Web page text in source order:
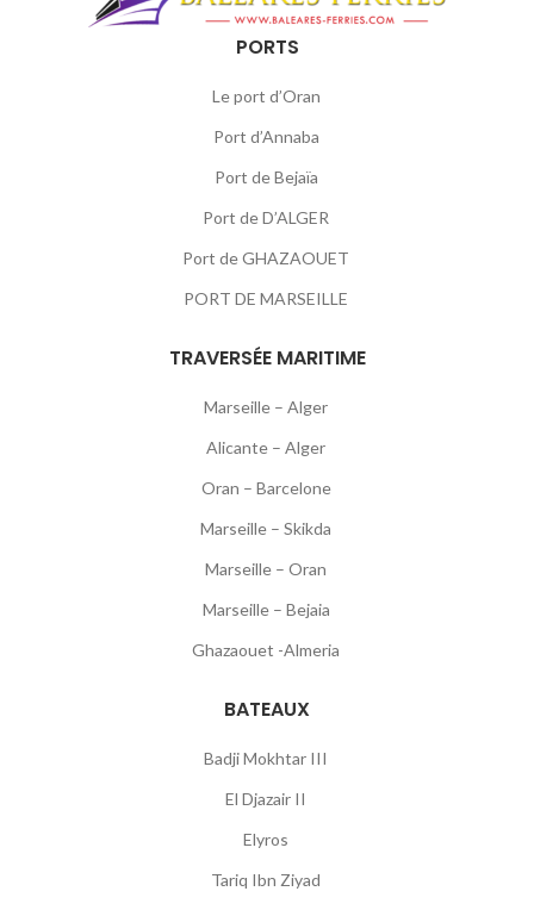
PORTS
Le port d’Oran
Port d’Annaba
Port de Bejaïa
Port de D’ALGER
Port de GHAZAOUET
PORT DE MARSEILLE
TRAVERSÉE MARITIME
Marseille – Alger
Alicante – Alger
Oran – Barcelone
Marseille – Skikda
Marseille – Oran
Marseille – Bejaia
Ghazaouet -Almeria
BATEAUX
Badji Mokhtar III
El Djazair II
Elyros
Tariq Ibn Ziyad